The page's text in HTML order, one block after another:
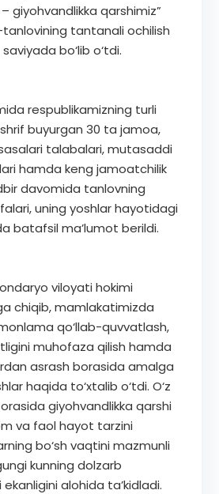
giyohvandlikka qarshimiz”
tanlovining tantanali ochilish
bo‘lib o‘tdi.
respublikamizning turli
buyurgan 30 ta jamoa,
talabalari, mutasaddi
hamda keng jamoatchilik
davomida tanlovning
uning yoshlar hayotidagi
batafsil ma’lumot berildi.
viloyati hokimi
chiqib, mamlakatimizda
qo‘llab-quvvatlash,
muhofaza qilish hamda
asrash borasida amalga
haqida to‘xtalib o‘tdi. O‘z
giyohvandlikka qarshi
va faol hayot tarzini
bo‘sh vaqtini mazmunli
kunning dolzarb
alohida ta’kidladi.